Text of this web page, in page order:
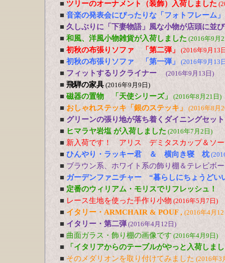
■ ツリーのオーナメント（装飾）入荷しました
■ 音楽の発表会にぴったりな「フォトフレーム
■ 久しぶりに「下妻物語」風な小物が店頭に並
■ 和風、洋風小物雑貨が入荷しました (2016年9月
■ 初秋の布張りソファ 「第二弾」 (2016年9月13
■ 初秋の布張りソファ 「第一弾」 (2016年9月13
■ フィットするリクライナー (2016年9月13日)
■ 飛騨の家具 (2016年9月9日)
■ 磁器の置物 「天使シリーズ」 (2016年8月21日)
■ おしゃれステッキ「銀のステッキ」 (2016年8月
■ グリーンの張り地が落ち着くダイニングセッ
■ ヒマラヤ岩塩 が入荷しました (2016年7月2日)
■ 新入荷です！ アリス デミタスカップ＆ソ
■ ひんやり・ラッキー君 ＆ 横向き寝 枕
■ ブラウン系、ホワイト系の飾り棚＆テレビボ
■ ガーデンファニチャー “暮らしにちょうど
■ 定番のウィリアム・モリスでリフレッシュ！
■ レース生地を使った手作り小物 (2016年5月7日)
■ イタリー・ARMCHAIR & POUF , (2016年4月
■ イタリー・第二弾(2016年4月12日)
■ 曲面ガラス・飾り棚の画像です (2016年4月9日)
■
「イタリアからのテーブルがやっと入荷しま
■ そのメダリオンを取り付けてみました (2016年3